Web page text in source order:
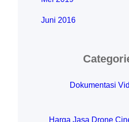
Juni 2016
Dokumentasi
Harga Jasa Drone